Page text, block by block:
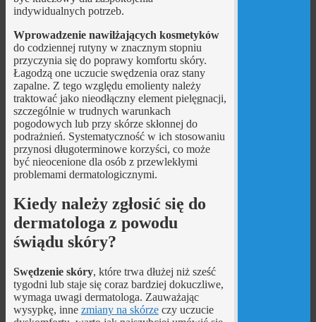
indywidualnych potrzeb.
Wprowadzenie nawilżających kosmetyków
do codziennej rutyny w znacznym stopniu
przyczynia się do poprawy komfortu skóry.
Łagodzą one uczucie swędzenia oraz stany
zapalne. Z tego względu emolienty należy
traktować jako nieodłączny element pielęgnacji,
szczególnie w trudnych warunkach
pogodowych lub przy skórze skłonnej do
podrażnień. Systematyczność w ich stosowaniu
przynosi długoterminowe korzyści, co może
być nieocenione dla osób z przewlekłymi
problemami dermatologicznymi.
Kiedy należy zgłosić się do
dermatologa z powodu
świądu skóry?
Swędzenie skóry, które trwa dłużej niż sześć
tygodni lub staje się coraz bardziej dokuczliwe,
wymaga uwagi dermatologa. Zauważając
wysypkę, inne zmiany na skórzeczy uczucie